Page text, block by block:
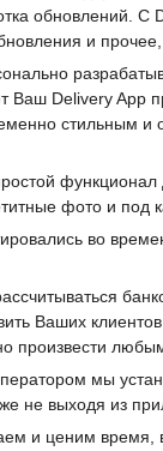
обновлений.
и
Ваш Delivery
стильным
фото и под
во
Ваших
произвести
мы
не выходя из
и ценим время,